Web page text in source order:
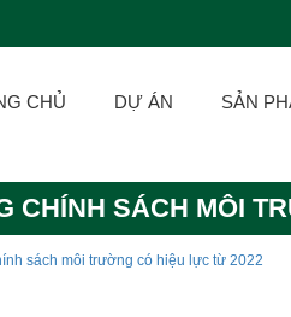
CHỦ DỰ ÁN SẢN
CHÍNH SÁCH MÔI
sách môi trường có hiệu lực từ 2022